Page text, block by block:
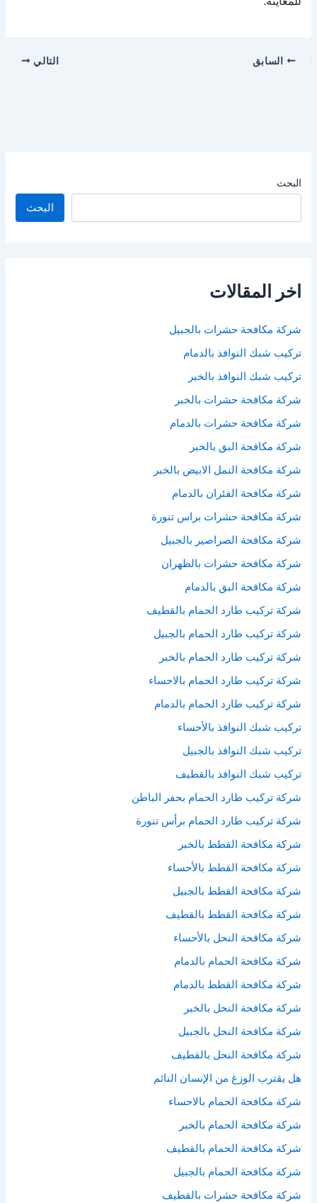
السابق التالي
البحث
البحث
اخر المقالات
شركة مكافحة حشرات بالجبيل
تركيب شبك النوافذ بالدمام
تركيب شبك النوافذ بالخبر
شركة مكافحة حشرات بالخبر
شركة مكافحة حشرات بالدمام
شركة مكافحة البق بالخبر
شركة مكافحة النمل الابيض بالخبر
شركة مكافحة الفئران بالدمام
شركة مكافحة حشرات براس تنورة
شركة مكافحة الصراصير بالجبيل
شركة مكافحة حشرات بالظهران
شركة مكافحة البق بالدمام
شركة تركيب طارد الحمام بالقطيف
شركة تركيب طارد الحمام بالجبيل
شركة تركيب طارد الحمام بالخبر
شركة تركيب طارد الحمام بالاحساء
شركة تركيب طارد الحمام بالدمام
تركيب شبك النوافذ بالأحساء
تركيب شبك النوافذ بالجبيل
تركيب شبك النوافذ بالقطيف
شركة تركيب طارد الحمام بحفر الباطن
شركة تركيب طارد الحمام برأس تنورة
شركة مكافحة القطط بالخبر
شركة مكافحة القطط بالأحساء
شركة مكافحة القطط بالجبيل
شركة مكافحة القطط بالقطيف
شركة مكافحة النحل بالأحساء
شركة مكافحة الحمام بالدمام
شركة مكافحة القطط بالدمام
شركة مكافحة النحل بالخبر
شركة مكافحة النحل بالجبيل
شركة مكافحة النحل بالقطيف
هل يقترب الوزغ من الإنسان النائم
شركة مكافحة الحمام بالاحساء
شركة مكافحة الحمام بالخبر
شركة مكافحة الحمام بالقطيف
شركة مكافحة الحمام بالجبيل
شركة مكافحة حشرات بالقطيف